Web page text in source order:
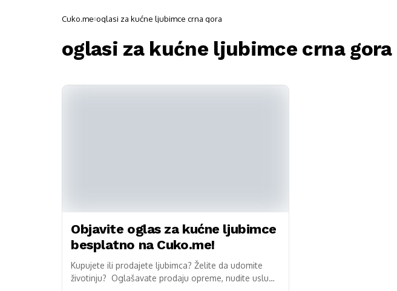
Cuko.me oglasi za kućne ljubimce crna gora
oglasi za kućne ljubimce crna gora
Objavite oglas za kućne ljubimce
besplatno na Cuko.me!
Kupujete ili prodajete ljubimca? Želite da udomite
životinju? Oglašavate prodaju opreme, nudite usluge